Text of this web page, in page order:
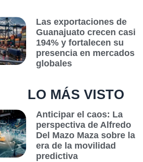
Las exportaciones de
Guanajuato crecen casi
194% y fortalecen su
presencia en mercados
globales
LO MÁS VISTO
Anticipar el caos: La
perspectiva de Alfredo
Del Mazo Maza sobre la
era de la movilidad
predictiva